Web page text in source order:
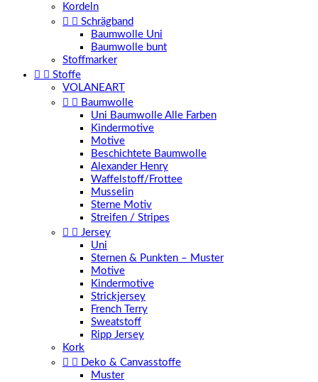
Kordeln
  Schrägband
Baumwolle Uni
Baumwolle bunt
Stoffmarker
  Stoffe
VOLANEART
  Baumwolle
Uni Baumwolle Alle Farben
Kindermotive
Motive
Beschichtete Baumwolle
Alexander Henry
Waffelstoff/Frottee
Musselin
Sterne Motiv
Streifen / Stripes
  Jersey
Uni
Sternen & Punkten – Muster
Motive
Kindermotive
Strickjersey
French Terry
Sweatstoff
Ripp Jersey
Kork
  Deko & Canvasstoffe
Muster